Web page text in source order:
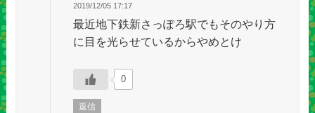
2019/12/05 17:17
最近地下鉄新さっぽろ駅でもそのやり方
に目を光らせているからやめとけ
0
返信